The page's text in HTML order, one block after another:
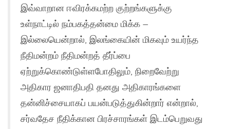
இவ்வாறான ஈவிரக்கமற்ற குற்றங்களுக்கு
உள்நாட்டில் நம்பகத்தன்மை மிக்க –
இல்லையென்றால், இலங்கையின் மிகவும் உயர்ந்த
நீதிமன்றம் நீதிமன்றத் தீர்ப்பை
ஏற்றுக்கொண்டுள்ளபோதிலும், நிறைவேற்று
அதிகார ஜனாதிபதி தனது அதிகாரங்களை
தன்னிச்சையாகப் பயன்படுத்துகின்றார் என்றால்,
சர்வதேச நீதிக்கான பிரச்சாரங்கள் இடம்பெறுவது